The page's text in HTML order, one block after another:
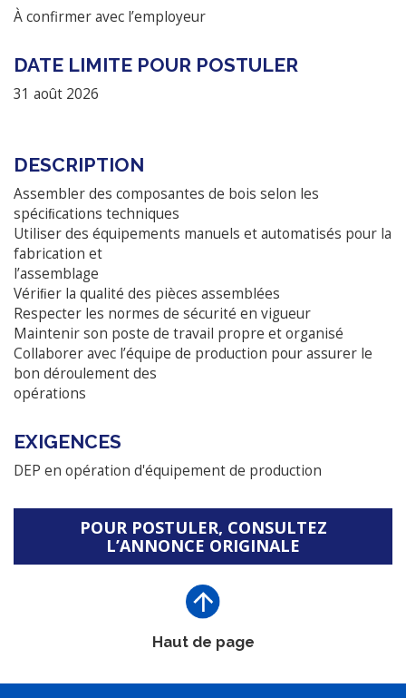
À confirmer avec l’employeur
DATE LIMITE POUR POSTULER
31 août 2026
DESCRIPTION
Assembler des composantes de bois selon les
spéciﬁcations techniques
Utiliser des équipements manuels et automatisés pour la
fabrication et
l’assemblage
Vériﬁer la qualité des pièces assemblées
Respecter les normes de sécurité en vigueur
Maintenir son poste de travail propre et organisé
Collaborer avec l’équipe de production pour assurer le
bon déroulement des
opérations
EXIGENCES
DEP en opération d'équipement de production
POUR POSTULER, CONSULTEZ
L’ANNONCE ORIGINALE
Haut de page